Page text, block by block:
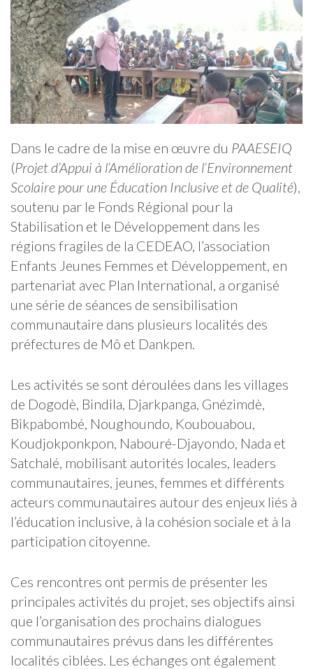
Dans le cadre de la mise en œuvre du PAAESEIQ
(Projet d’Appui à l’Amélioration de l’Environnement
Scolaire pour une Éducation Inclusive et de Qualité),
soutenu par le Fonds Régional pour la
Stabilisation et le Développement dans les
régions fragiles de la CEDEAO, l’association
Enfants Jeunes Femmes et Développement, en
partenariat avec Plan International, a organisé
une série de séances de sensibilisation
communautaire dans plusieurs localités des
préfectures de Mô et Dankpen.
Les activités se sont déroulées dans les villages
de Dogodè, Bindila, Djarkpanga, Gnézimdè,
Bikpabombé, Noughoundo, Koubouabou,
Koudjokponkpon, Nabouré-Djayondo, Nada et
Satchalé, mobilisant autorités locales, leaders
communautaires, jeunes, femmes et différents
acteurs communautaires autour des enjeux liés à
l’éducation inclusive, à la cohésion sociale et à la
participation citoyenne.
Ces rencontres ont permis de présenter les
principales activités du projet, ses objectifs ainsi
que l’organisation des prochains dialogues
communautaires prévus dans les différentes
localités ciblées. Les échanges ont également